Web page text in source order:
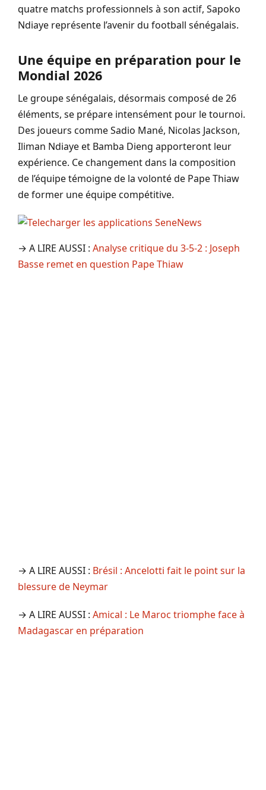
quatre matchs professionnels à son actif, Sapoko
Ndiaye représente l’avenir du football sénégalais.
Une équipe en préparation pour le
Mondial 2026
Le groupe sénégalais, désormais composé de 26
éléments, se prépare intensément pour le tournoi.
Des joueurs comme Sadio Mané, Nicolas Jackson,
Iliman Ndiaye et Bamba Dieng apporteront leur
expérience. Ce changement dans la composition
de l’équipe témoigne de la volonté de Pape Thiaw
de former une équipe compétitive.
→ A LIRE AUSSI : Analyse critique du 3-5-2 : Joseph
Basse remet en question Pape Thiaw
→ A LIRE AUSSI : Brésil : Ancelotti fait le point sur la
blessure de Neymar
→ A LIRE AUSSI : Amical : Le Maroc triomphe face à
Madagascar en préparation